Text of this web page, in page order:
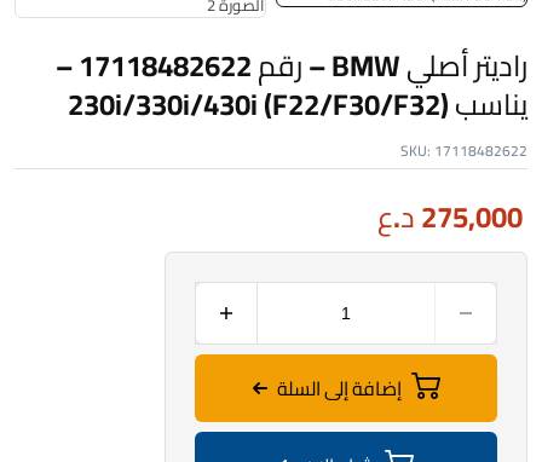
راديتر أصلي BMW – رقم 17118482622 –
يناسب 230i/330i/430i (F22/F30/F32)
SKU: 17118482622
275,000د.ع
إضافة إلى السلة